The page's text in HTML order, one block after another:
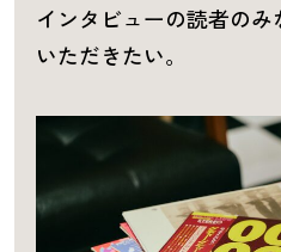
インタビューの読者の
いただきたい。